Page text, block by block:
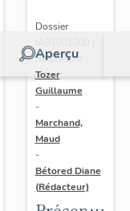
Aperçu
Dossier
Réalisé par
Tozer
Guillaume
-
Marchand,
Maud
-
Bétored Diane
(Rédacteur)